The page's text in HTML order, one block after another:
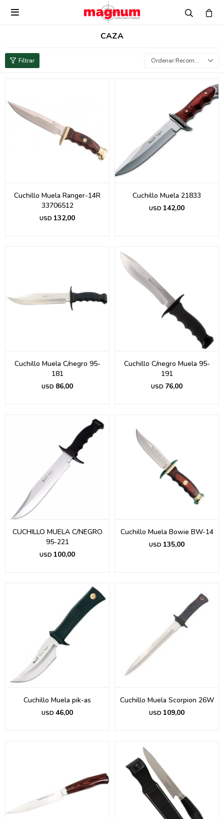

CAZA
Recomendados
Cuchillo Muela Ranger-14R
33706512
USD 132,00
Cuchillo Muela 21833
USD 142,00
Cuchillo Muela C/negro 95-
181
USD 86,00
Cuchillo C/negro Muela 95-
191
USD 76,00
CUCHILLO MUELA C/NEGRO
95-221
USD 100,00
Cuchillo Muela Bowie BW-14
USD 135,00
Cuchillo Muela pik-as
USD 46,00
Cuchillo Muela Scorpion 26W
USD 109,00